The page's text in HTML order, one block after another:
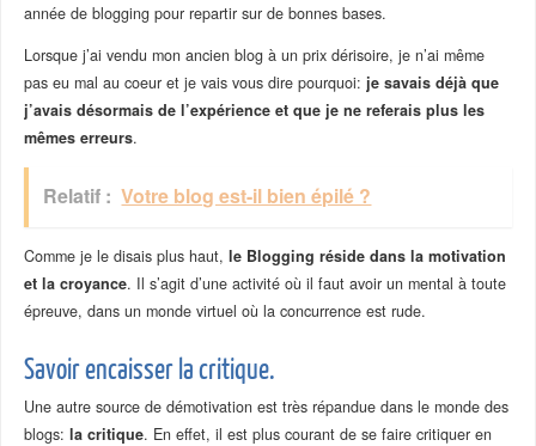
année de blogging pour repartir sur de bonnes bases.
Lorsque j’ai vendu mon ancien blog à un prix dérisoire, je n’ai même
pas eu mal au coeur et je vais vous dire pourquoi: je savais déjà que
j’avais désormais de l’expérience et que je ne referais plus les
mêmes erreurs.
Relatif : Votre blog est-il bien épilé ?
Comme je le disais plus haut, le Blogging réside dans la motivation
et la croyance. Il s’agit d’une activité où il faut avoir un mental à toute
épreuve, dans un monde virtuel où la concurrence est rude.
Savoir encaisser la critique.
Une autre source de démotivation est très répandue dans le monde des
blogs: la critique. En effet, il est plus courant de se faire critiquer en